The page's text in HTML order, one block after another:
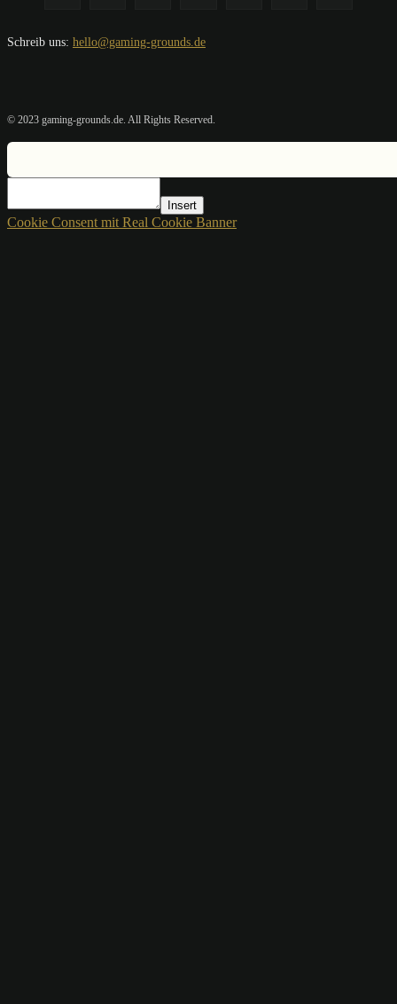
Schreib uns: hello@gaming-grounds.de
© 2023 gaming-grounds.de. All Rights Reserved.
Insert
Cookie Consent mit Real Cookie Banner